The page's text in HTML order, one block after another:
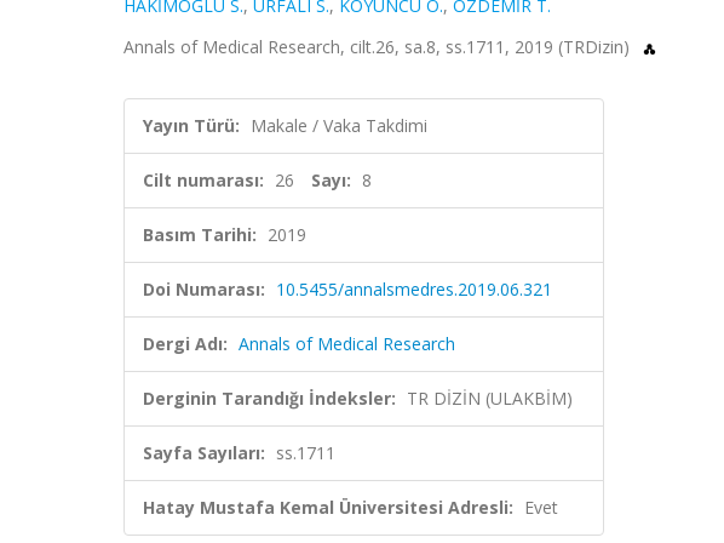
HAKİMOĞLU S., URFALI S., KOYUNCU O., ÖZDEMİR T.
Annals of Medical Research, cilt.26, sa.8, ss.1711, 2019 (TRDizin)
Yayın Türü: Makale / Vaka Takdimi
Cilt numarası: 26 Sayı: 8
Basım Tarihi: 2019
Doi Numarası: 10.5455/annalsmedres.2019.06.321
Dergi Adı: Annals of Medical Research
Derginin Tarandığı İndeksler: TR DİZİN (ULAKBİM)
Sayfa Sayıları: ss.1711
Hatay Mustafa Kemal Üniversitesi Adresli: Evet